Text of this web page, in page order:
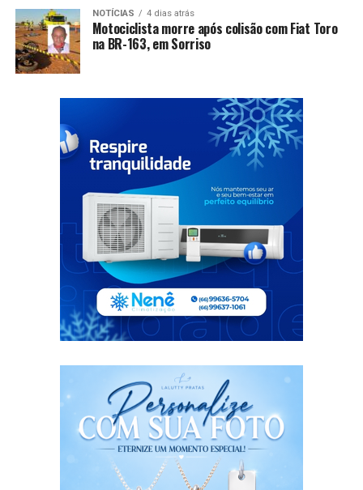
NOTÍCIAS 4 dias atrás
Motociclista morre após colisão com Fiat Toro
na BR-163, em Sorriso